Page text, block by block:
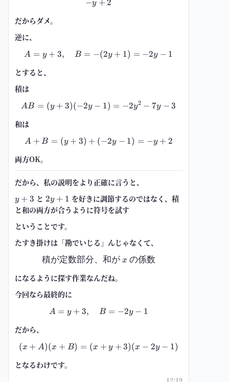
-y+2
−y +2
だからダメ。
逆に、
A=y+3,\quad B=-(2y+1)=-2y-1
A = y + 3, B = −(2y + 1) = −2y − 1
とすると、
積は
AB=(y+3)(-2y-1)=-2y^2-7y-3
AB = (y + 3)(−2y − 1) = −2y2 − 7y − 3
和は
A+B=(y+3)+(-2y-1)=-y+2
A + B = (y + 3) + (−2y − 1) = −y + 2
両方OK。
だから、私の説明をより正確に言うと、
y+3
y + 3 と 2y+1
2y + 1 を好きに調節するのではなく、積
と和の両方が合うように符号を試す
ということです。
たすき掛けは「勘でいじる」んじゃなくて、
\text{積が定数部分、和が
積が定数部分、和が x の係数
になるように探す作業なんだね。
今回なら最終的に
A=y+3,\quad B=-2y-1
A = y + 3, B = −2y − 1
だから、
(x+A)(x+B)=(x+y+3)(x-2y-1)
(x + A)(x + B) = (x + y +3)(x − 2y − 1)
となるわけです。
12:19